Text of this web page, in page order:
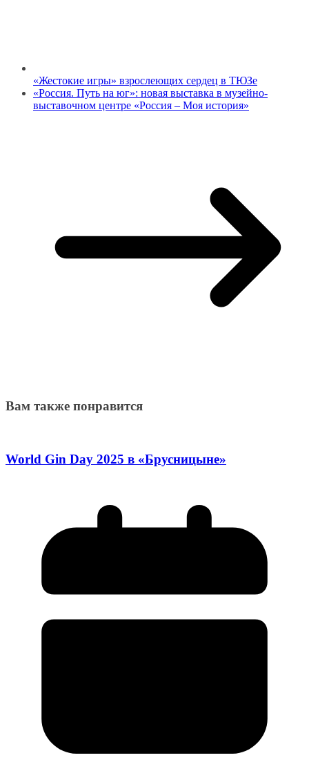
«Жестокие игры» взрослеющих сердец в ТЮЗе
«Россия. Путь на юг»: новая выставка в музейно-
выставочном центре «Россия – Моя история»
Вам также понравится
World Gin Day 2025 в «Брусницыне»